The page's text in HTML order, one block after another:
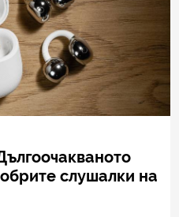
слушалки на